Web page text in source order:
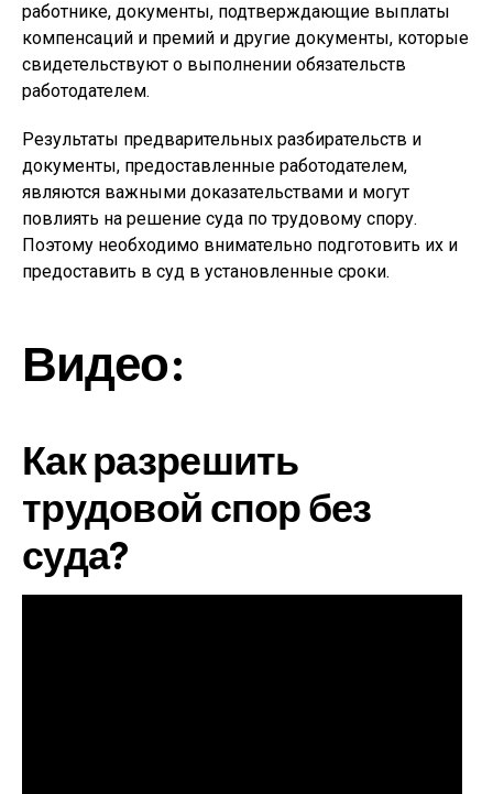
работнике, документы, подтверждающие выплаты
компенсаций и премий и другие документы, которые
свидетельствуют о выполнении обязательств
работодателем.
Результаты предварительных разбирательств и
документы, предоставленные работодателем,
являются важными доказательствами и могут
повлиять на решение суда по трудовому спору.
Поэтому необходимо внимательно подготовить их и
предоставить в суд в установленные сроки.
Видео:
Как разрешить
трудовой спор без
суда?